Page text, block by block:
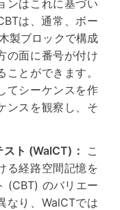
ンはこれに基づい
は、通常、ボー
製ブロックで構成
の面に番号が付け
とができます。
てシーケンスを作
ンスを観察し、そ
ト (WalCT)：
こ
る経路空間記憶を
(CBT) のバリエー
なり、WalCTでは